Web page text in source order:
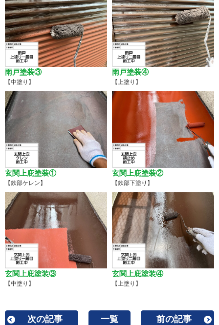
雨戸塗装③
【中塗り】
雨戸塗装④
【上塗り】
玄関上庇塗装①
【鉄部ケレン】
玄関上庇塗装②
【鉄部下塗り】
玄関上庇塗装③
【中塗り】
玄関上庇塗装④
【上塗り】
次の記事 一覧 前の記事